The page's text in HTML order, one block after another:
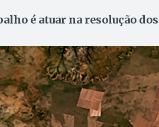
é atuar na resolução